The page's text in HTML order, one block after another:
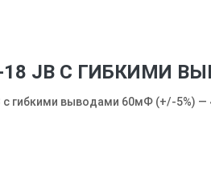
JB С ГИБКИМИ
с гибкими выводами 60мФ (+/-5%) —